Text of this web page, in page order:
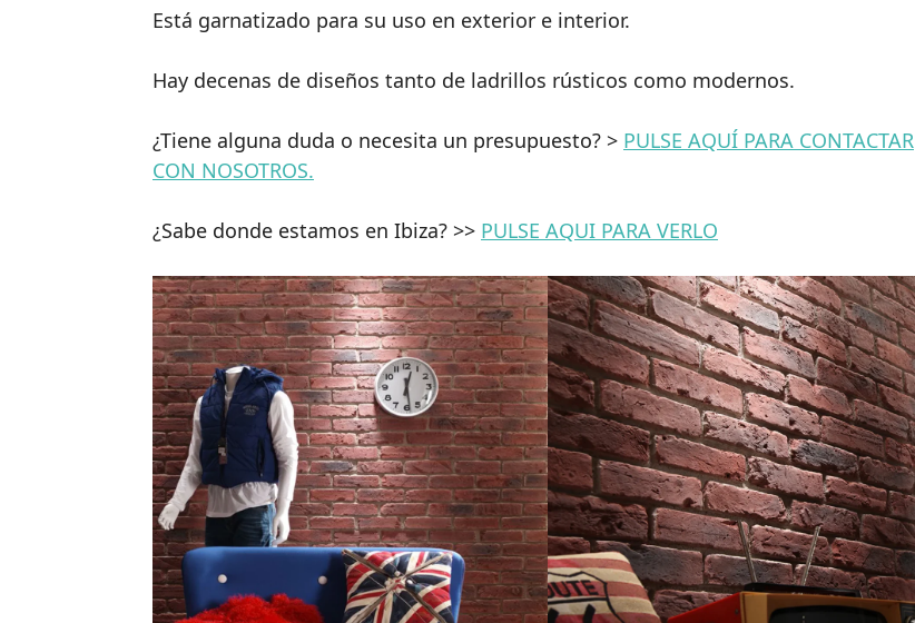
Está garnatizado para su uso en exterior e interior.
Hay decenas de diseños tanto de ladrillos rústicos como modernos.
¿Tiene alguna duda o necesita un presupuesto? > PULSE AQUÍ PARA CONTACTAR
CON NOSOTROS.
¿Sabe donde estamos en Ibiza? >> PULSE AQUI PARA VERLO